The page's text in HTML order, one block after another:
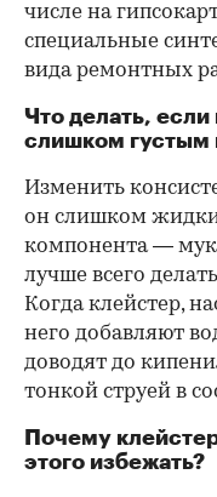
числе на
специальные
вида ремонтных
Что делать,
слишком густым
Изменить
он слишком
компонента —
лучше всего
Когда клейстер,
него добавляют
доводят до
тонкой струей в
Почему
этого избежать?